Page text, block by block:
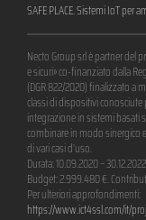
SAFE PLACE. Sistemi IoT per
Necto Group srl è partner del
e sicuri» co-finanziato dalla
(DGR 822/2020) finalizzato a
classi di dispositivi conosciute
integrazione in sistemi basati
combinare in modo sinergico
di vari casi d’uso.
Durata: 10.09.2020 –
Budget: 2.999.480 €.
Per ulteriori approfondimenti:
https://www.ict4ssl.com/it/